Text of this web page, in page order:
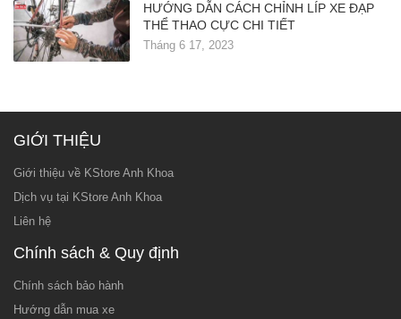
HƯỚNG DẪN CÁCH CHỈNH LÍP XE ĐẠP
THỂ THAO CỰC CHI TIẾT
Tháng 6 17, 2023
GIỚI THIỆU
Giới thiệu về KStore Anh Khoa
Dịch vụ tại KStore Anh Khoa
Liên hệ
Chính sách & Quy định
Chính sách bảo hành
Hướng dẫn mua xe